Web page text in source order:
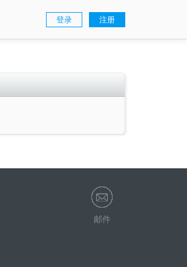
登录 注册
邮件